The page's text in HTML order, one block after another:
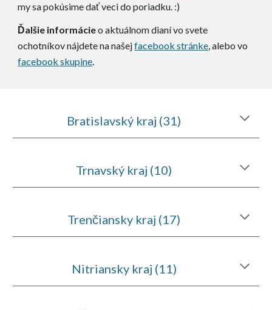
my sa pokúsime dať veci do poriadku. :)
Ďalšie informácieo aktuálnom dianí vo svete
ochotníkov nájdete na našejfacebook stránke, alebo vo
facebook skupine.
Bratislavský kraj (31)
Trnavský kraj (10)
Trenčiansky kraj (17)
Nitriansky kraj (11)